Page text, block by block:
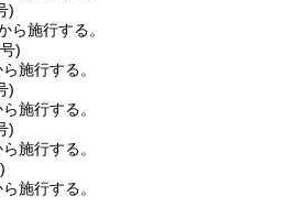
)
ら施行する。
)
施行する。
)
施行する。
)
施行する。
施行する。